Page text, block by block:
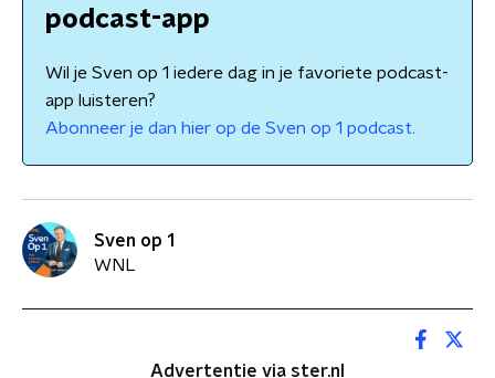
podcast-app
Wil je Sven op 1 iedere dag in je favoriete podcast-
app luisteren?
Abonneer je dan hier op de Sven op 1 podcast.
Sven op 1
WNL
Advertentie via ster.nl